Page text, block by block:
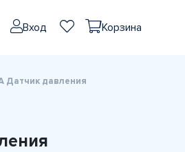
Вход Корзина
Датчик давления